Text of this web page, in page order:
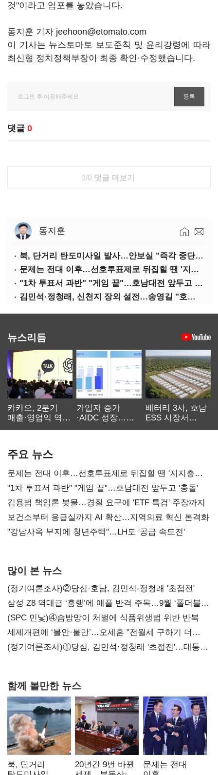
것"이라고 엄포를 놓았습니다.
동지훈 기자 jeehoon@etomato.com
이 기사는 뉴스토마토 보도준칙 및 윤리강령에 따라
최신형 정치정책부장이 최종 확인·수정했습니다.
댓글 0
0/0 댓글 더보기
동지훈
북, 단거리 탄도미사일 발사…안보실 "즉각 중단 촉구"
문제는 전대 이후…선호투표제로 뒤집힐 땐 '지지층 불복'
"1차 투표서 과반" "게임 끝"…호남대전 앞두고 '충돌'
김민석·정청래, 신천지 장외 설전…송영길 "호남 계몽 규탄"
뉴스리듬
카카오, 2분기
매출·영업익 역대
가입자 증가
·AIDC 성장…
배터리 3사, 호남
ESS 시장서
주요 뉴스
문제는 전대 이후…선호투표제로 뒤집힐 땐 '지지층
불복'
"1차 투표서 과반" "게임 끝"…호남대전 앞두고 '충돌'
김용범 책임론 봇물…경질 요구에 'ETF 특검' 주장까지
보건소부터 응급실까지 AI 확산…지역의료 혁신 본격화
"강남사옥 부지에 청년주택"…LH도 '공급 속도전'
많이 본 뉴스
(정기여론조사)②당심·호남, 김민석-정청래 '초접전'
삼성 Z8 역대급 ‘흥행’에 애플 반격 주목…9월 ‘폴더블
대전’
(SPC 민낯)④솜방망이 처벌에 식품위생법 위반 반복
세제개편에 ‘불안·불만’…오세훈 "전월세 구하기 더
힘들어질 것"
(정기여론조사)①당심, 김민석·정청래 '초접전'…대통령
함께 볼만한 뉴스
북, 단거리
20년간 9번 바뀐
문제는 전대